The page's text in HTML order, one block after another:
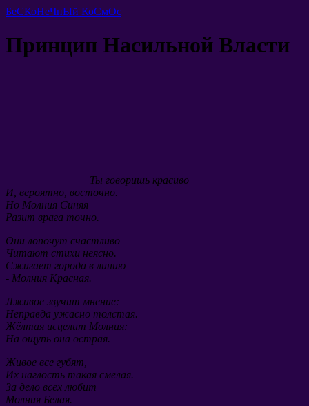
БеСКоНеЧнЫй КоСмОс
Принцип Насильной Власти
Ты говоришь красиво
И, вероятно, восточно.
Но Молния Синяя
Разит врага точно.
Они лопочут счастливо
Читают стихи неясно.
Сжигает города в линию
- Молния Красная.
Лживое звучит мнение:
Неправда ужасно толстая.
Жёлтая исцелит Молния:
На ощупь она острая.
Живое все губят,
Их наглость такая смелая.
За дело всех любит
Молния Белая.